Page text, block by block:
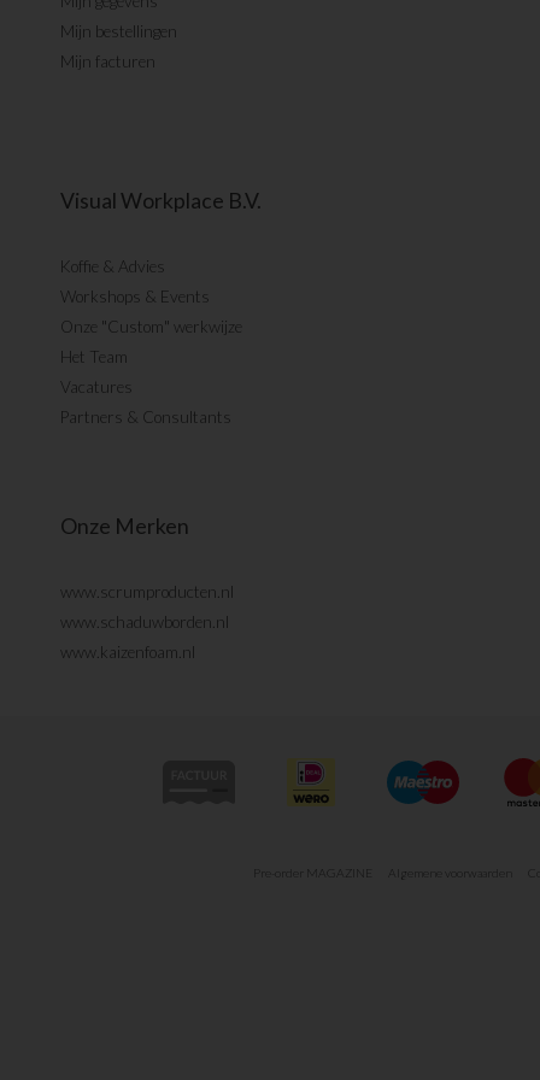
Mijn bestellingen
Mijn facturen
Visual Workplace B.V.
Koffie & Advies
Workshops & Events
Onze "Custom" werkwijze
Het Team
Vacatures
Partners & Consultants
Onze Merken
www.scrumproducten.nl
www.schaduwborden.nl
www.kaizenfoam.nl
Pre-order MAGAZINE Algemene voorwaarden